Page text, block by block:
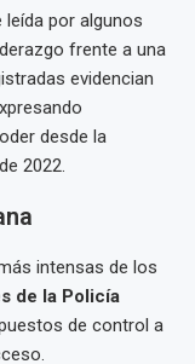
leída por algunos
frente a una
evidencian
desde la
2022.
intensas de los
de la Policía
de control a